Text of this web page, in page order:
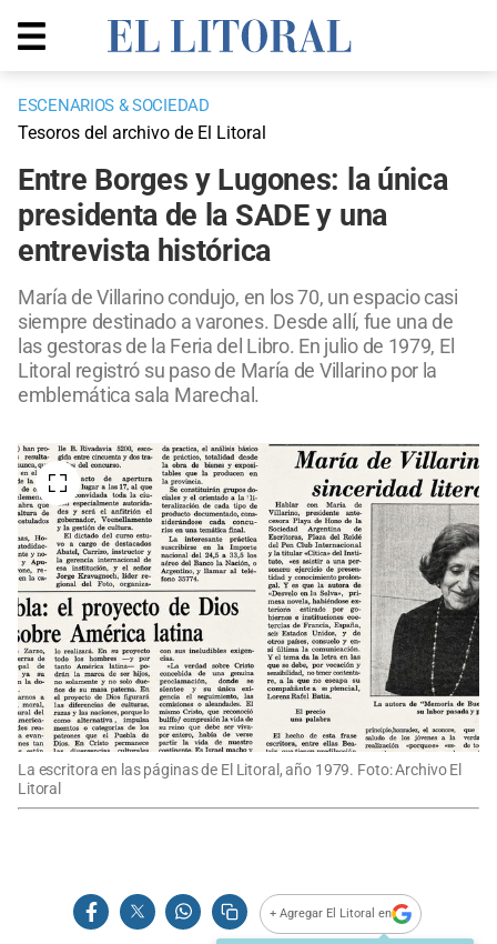
ESCENARIOS & SOCIEDAD
Tesoros del archivo de El Litoral
Entre Borges y Lugones: la única
presidenta de la SADE y una
entrevista histórica
María de Villarino condujo, en los 70, un espacio casi
siempre destinado a varones. Desde allí, fue una de
las gestoras de la Feria del Libro. En julio de 1979, El
Litoral registró su paso de María de Villarino por la
emblemática sala Marechal.
La escritora en las páginas de El Litoral, año 1979. Foto: Archivo El
Litoral
+ Agregar El Litoral en